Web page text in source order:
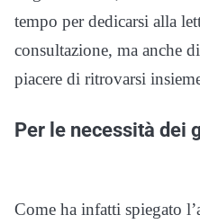
tempo per dedicarsi alla
consultazione, ma anche
piacere di ritrovarsi
Per le necessità dei
Come ha infatti spiegato